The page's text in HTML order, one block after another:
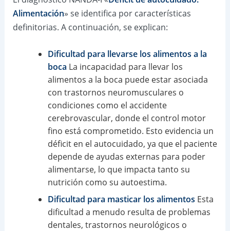
Alimentación» se identifica por características
definitorias. A continuación, se explican:
Dificultad para llevarse los alimentos a la
boca La incapacidad para llevar los
alimentos a la boca puede estar asociada
con trastornos neuromusculares o
condiciones como el accidente
cerebrovascular, donde el control motor
fino está comprometido. Esto evidencia un
déficit en el autocuidado, ya que el paciente
depende de ayudas externas para poder
alimentarse, lo que impacta tanto su
nutrición como su autoestima.
Dificultad para masticar los alimentos Esta
dificultad a menudo resulta de problemas
dentales, trastornos neurológicos o